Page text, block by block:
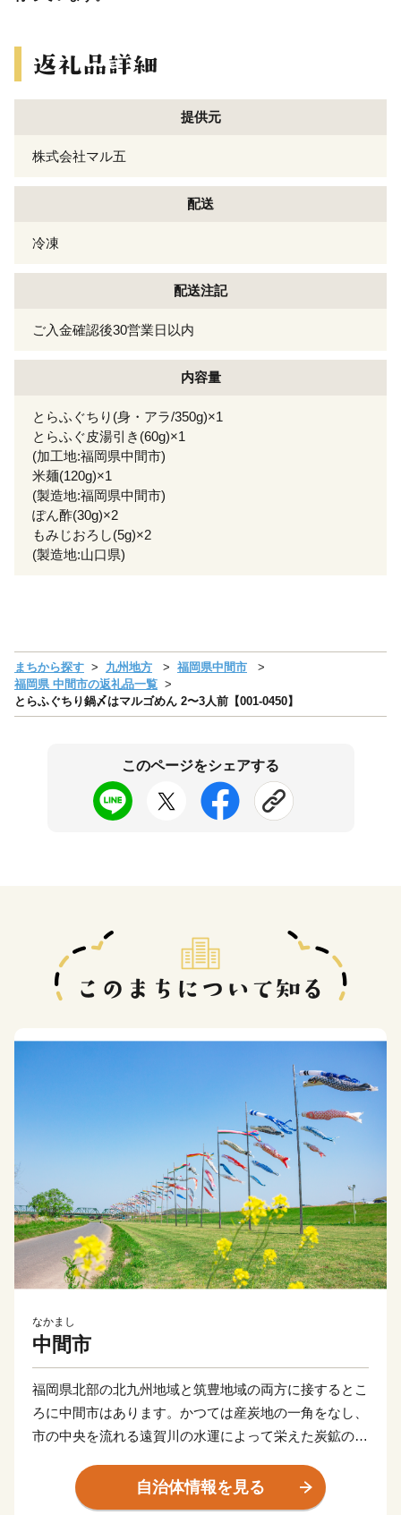
提供元
株式会社マル五
配送
冷凍
配送注記
ご入金確認後30営業日以内
内容量
とらふぐちり(身・アラ/350g)×1
とらふぐ皮湯引き(60g)×1
(加工地:福岡県中間市)
米麺(120g)×1
(製造地:福岡県中間市)
ぽん酢(30g)×2
もみじおろし(5g)×2
(製造地:山口県)
まちから探す 九州地方
福岡県中間市
福岡県 中間市の返礼品一覧
とらふぐちり鍋〆はマルゴめん 2〜3人前【001-0450】
このページをシェアする
なかまし
中間市
福岡県北部の北九州地域と筑豊地域の両方に接するとこ
ろに中間市はあります。かつては産炭地の一角をなし、
市の中央を流れる遠賀川の水運によって栄えた炭鉱のま
昭和30年代以降、隣接する北九州市のベッドタウンとし
て開発がすすみ、今では、市内の人口の9割が生活する
自治体情報を見る